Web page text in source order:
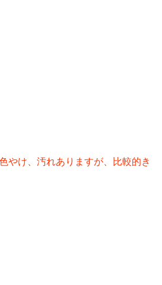
やけ、汚れありますが、比較的き